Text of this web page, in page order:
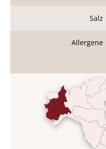
Salz
Allergene